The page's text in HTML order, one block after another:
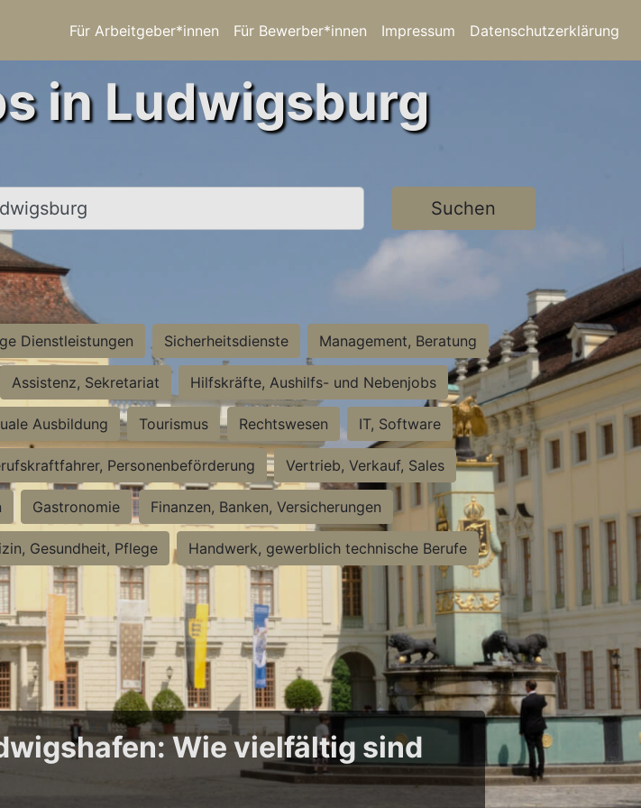
Für Arbeitgeber*innen Für Bewerber*innen Impressum Datenschutzerklärung
in Ludwigsburg
Suchen
Dienstleistungen Sicherheitsdienste Management, Beratung
Assistenz, Sekretariat Hilfskräfte, Aushilfs- und Nebenjobs
Ausbildung Tourismus Rechtswesen IT, Software
Personenbeförderung Vertrieb, Verkauf, Sales
Gastronomie Finanzen, Banken, Versicherungen
Gesundheit, Pflege Handwerk, gewerblich technische Berufe
Wie vielfältig sind